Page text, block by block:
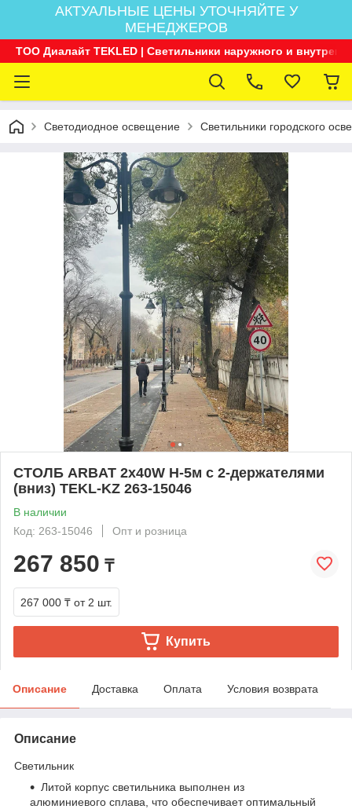
АКТУАЛЬНЫЕ ЦЕНЫ УТОЧНЯЙТЕ У
МЕНЕДЖЕРОВ
ТОО Диалайт TEKLED | Светильники наружного и
Светодиодное освещение Светильники городского
СТОЛБ ARBAT 2х40W H-5м с 2-держателями
(вниз) TEKL-KZ 263-15046
В наличии
Код: 263-15046
Опт и розница
267 850 ₸
267 000 ₸ от 2 шт.
Купить
Описание Доставка Оплата Условия возврата
Описание
Светильник
Литой корпус светильника выполнен из
алюминиевого сплава, что обеспечивает оптимальный